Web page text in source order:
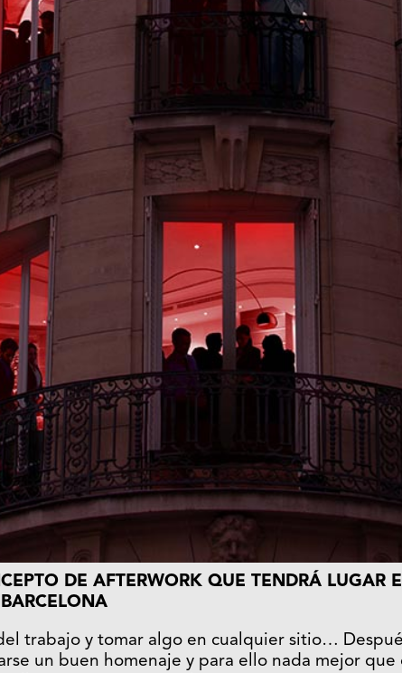
DE AFTERWORK QUE TENDRÁ LUGAR
trabajo y tomar algo en cualquier sitio…
un buen homenaje y para ello nada mejor que